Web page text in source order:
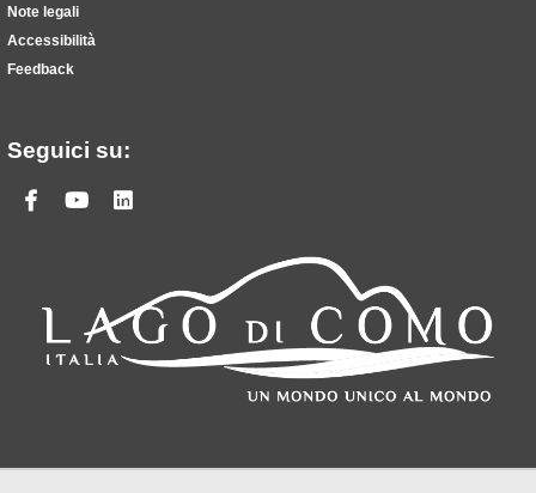
Note legali
Accessibilità
Feedback
Seguici su:
Facebook
Youtube